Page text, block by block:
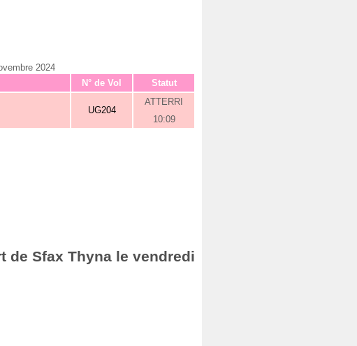
2024
N° de Vol Statut
UG204
ATTERRI
10:09
de Sfax Thyna le vendredi